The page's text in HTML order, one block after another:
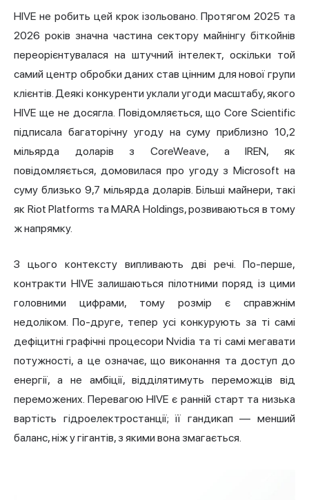
HIVE не робить цей крок ізольовано. Протягом 2025 та
2026 років значна частина сектору майнінгу біткойнів
переорієнтувалася на штучний інтелект, оскільки той
самий центр обробки даних став цінним для нової групи
клієнтів. Деякі конкуренти уклали угоди масштабу, якого
HIVE ще не досягла. Повідомляється, що Core Scientific
підписала багаторічну угоду на суму приблизно 10,2
мільярда доларів з CoreWeave, а IREN, як
повідомляється, домовилася про угоду з Microsoft на
суму близько 9,7 мільярда доларів. Більші майнери, такі
як Riot Platforms та MARA Holdings, розвиваються в тому
ж напрямку.
З цього контексту випливають дві речі. По-перше,
контракти HIVE залишаються пілотними поряд із цими
головними цифрами, тому розмір є справжнім
недоліком. По-друге, тепер усі конкурують за ті самі
дефіцитні графічні процесори Nvidia та ті самі мегавати
потужності, а це означає, що виконання та доступ до
енергії, а не амбіції, відділятимуть переможців від
переможених. Перевагою HIVE є ранній старт та низька
вартість гідроелектростанції; її гандикап — менший
баланс, ніж у гігантів, з якими вона змагається.